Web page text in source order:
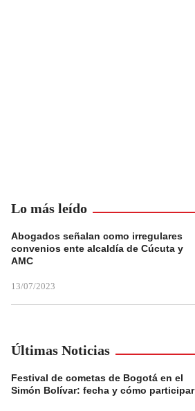
Lo más leído
Abogados señalan como irregulares
convenios ente alcaldía de Cúcuta y
AMC
13/07/2023
Últimas Noticias
Festival de cometas de Bogotá en el
Simón Bolívar: fecha y cómo participar